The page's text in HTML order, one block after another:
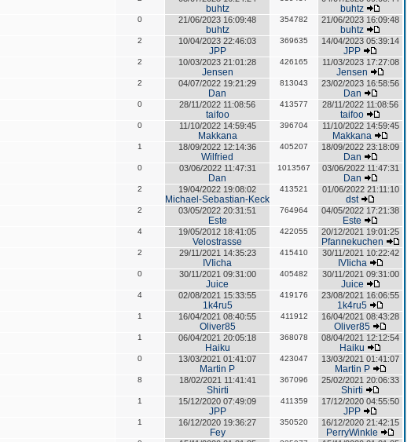
buhtz buhtz
0 21/06/2023 16:09:48
buhtz
354782 21/06/2023 16:09:48
buhtz
2 10/04/2023 22:46:03
JPP
369635 14/04/2023 05:39:14
JPP
2 10/03/2023 21:01:28
Jensen
426165 11/03/2023 17:27:08
Jensen
2 04/07/2022 19:21:29
Dan
813043 23/02/2023 16:58:56
Dan
0 28/11/2022 11:08:56
taifoo
413577 28/11/2022 11:08:56
taifoo
0 11/10/2022 14:59:45
Makkana
396704 11/10/2022 14:59:45
Makkana
1 18/09/2022 12:14:36
Wilfried
405207 18/09/2022 23:18:09
Dan
0 03/06/2022 11:47:31
Dan
1013567 03/06/2022 11:47:31
Dan
2 19/04/2022 19:08:02
Michael-Sebastian-Keck
413521 01/06/2022 21:11:10
dst
2 03/05/2022 20:31:51
Este
764964 04/05/2022 17:21:38
Este
4 19/05/2012 18:41:05
Velostrasse
422055 20/12/2021 19:01:25
Pfannekuchen
2 29/11/2021 14:35:23
IVIicha
415410 30/11/2021 10:22:42
IVIicha
0 30/11/2021 09:31:00
Juice
405482 30/11/2021 09:31:00
Juice
4 02/08/2021 15:33:55
1k4ru5
419176 23/08/2021 16:06:55
1k4ru5
1 16/04/2021 08:40:55
Oliver85
411912 16/04/2021 08:43:28
Oliver85
1 06/04/2021 20:05:18
Haiku
368078 08/04/2021 12:12:54
Haiku
0 13/03/2021 01:41:07
Martin P
423047 13/03/2021 01:41:07
Martin P
8 18/02/2021 11:41:41
Shirti
367096 25/02/2021 20:06:33
Shirti
1 15/12/2020 07:49:09
JPP
411359 17/12/2020 04:55:50
JPP
1 16/12/2020 19:36:27
Fey
350520 16/12/2020 21:42:15
PerryWinkle